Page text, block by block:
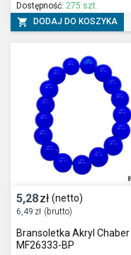
Dostępność: 275 szt.
 DODAJ DO KOSZYKA
5,28zł (netto)
6,49 zł (brutto)
Bransoletka Akryl Chaber
MF26333-BP